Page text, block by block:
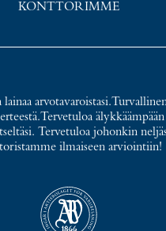
KONTTORIMME
arvotavaroistasi.
Tervetuloa
Tervetuloa johonkin
ilmaiseen arviointiin!